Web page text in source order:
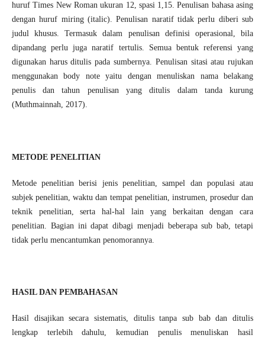
huruf Times New Roman ukuran 12, spasi 1,15. Penulisan bahasa asing
dengan huruf miring (italic). Penulisan naratif tidak perlu diberi sub
judul khusus. Termasuk dalam penulisan definisi operasional, bila
dipandang perlu juga naratif tertulis. Semua bentuk referensi yang
digunakan harus ditulis pada sumbernya. Penulisan sitasi atau rujukan
menggunakan body note yaitu dengan menuliskan nama belakang
penulis dan tahun penulisan yang ditulis dalam tanda kurung
(Muthmainnah, 2017).
METODE PENELITIAN
Metode penelitian berisi jenis penelitian, sampel dan populasi atau
subjek penelitian, waktu dan tempat penelitian, instrumen, prosedur dan
teknik penelitian, serta hal-hal lain yang berkaitan dengan cara
penelitian. Bagian ini dapat dibagi menjadi beberapa sub bab, tetapi
tidak perlu mencantumkan penomorannya.
HASIL DAN PEMBAHASAN
Hasil disajikan secara sistematis, ditulis tanpa sub bab dan ditulis
lengkap terlebih dahulu, kemudian penulis menuliskan hasil